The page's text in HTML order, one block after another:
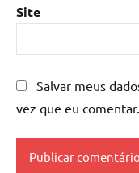
Site
Salvar meus
vez que eu comentar.